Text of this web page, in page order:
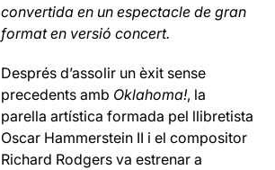
convertida en un espectacle de gran
format en versió concert.
Després d’assolir un èxit sense
precedents amb Oklahoma!, la
parella artística formada pel llibretista
Oscar Hammerstein II i el compositor
Richard Rodgers va estrenar a